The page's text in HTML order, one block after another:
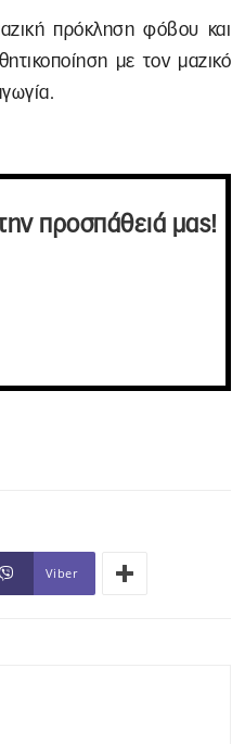
πρόκληση φόβου και
με τον μαζικό
προσπάθειά μας!
Viber